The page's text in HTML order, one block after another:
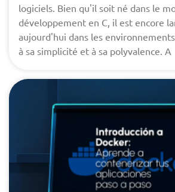
logiciels. Bien qu'il soit né dans le
développement en C, il est encore
aujourd'hui dans les
à sa simplicité et à sa polyvalence. A